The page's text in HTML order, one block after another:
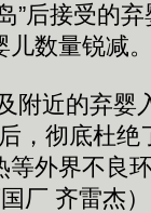
”后接受的
儿数量锐减
近的弃婴
，彻底杜
外界不良
厂 齐雷杰）